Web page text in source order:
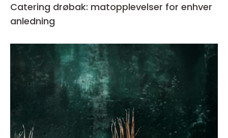
Catering drøbak: matopplevelser for enhver
anledning